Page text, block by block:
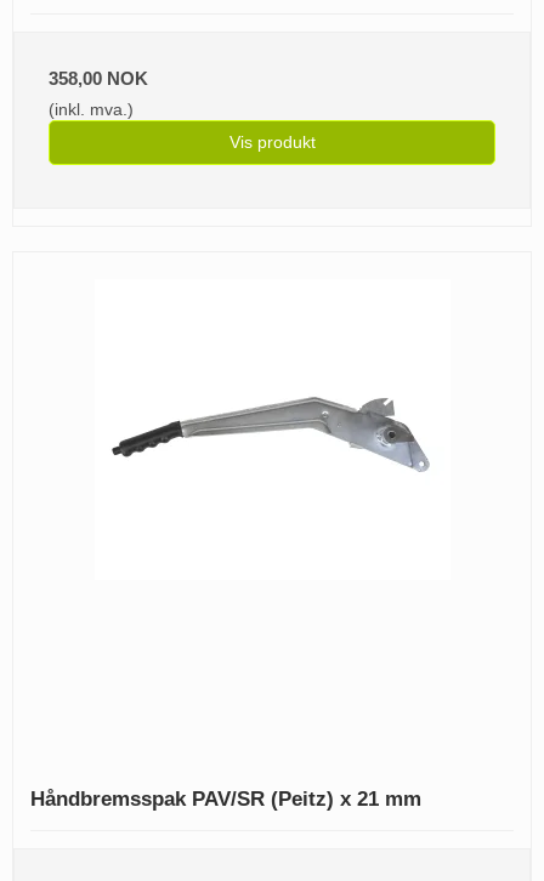
358,00 NOK
(inkl. mva.)
Vis produkt
Håndbremsspak PAV/SR (Peitz) x 21 mm